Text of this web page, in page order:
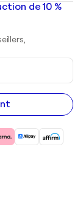
de 10 %